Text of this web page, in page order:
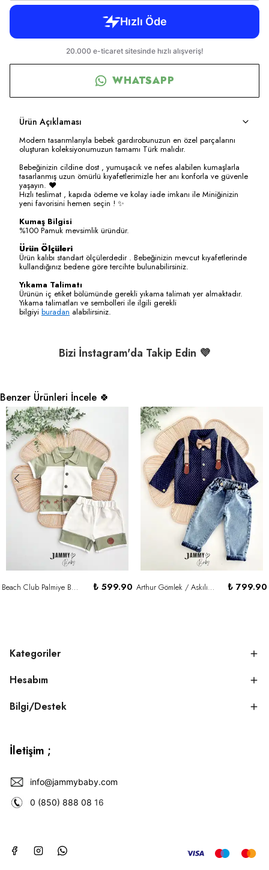
WHATSAPP
Ürün Açıklaması
Modern tasarımlarıyla bebek gardırobunuzun en özel parçalarını
oluşturan koleksiyonumuzun tamamı Türk malıdır.
Bebeğinizin cildine dost , yumuşacık ve nefes alabilen kumaşlarla
tasarlanmış uzun ömürlü kıyafetlerimizle her anı konforla ve güvenle
yaşayın. ❤️
Hızlı teslimat , kapıda ödeme ve kolay iade imkanı ile Miniğinizin
yeni favorisini hemen seçin ! ✨
Kumaş Bilgisi
%100 Pamuk mevsimlik üründür.
Ürün Ölçüleri
Ürün kalıbı standart ölçülerdedir . Bebeğinizin mevcut kıyafetlerinde
kullandığınız bedene göre tercihte bulunabilirsiniz.
Yıkama Talimatı
Ürünün iç etiket bölümünde gerekli yıkama talimatı yer almaktadır.
Yıkama talimatları ve sembolleri ile ilgili gerekli
bilgiyi buradan alabilirsiniz.
Bizi İnstagram'da Takip Edin 💜
Benzer Ürünleri İncele 🍀
Beach Club Palmiye Baskılı Gömlek & Şort Takım - YEŞİL ₺ 599.90 Arthur Gömlek / Askılı Kot Pantolon Takım - LACİVERT ₺ 799.90
Kategoriler
Hesabım
Bilgi/Destek
İletişim ;
info@jammybaby.com
0 (850) 888 08 16